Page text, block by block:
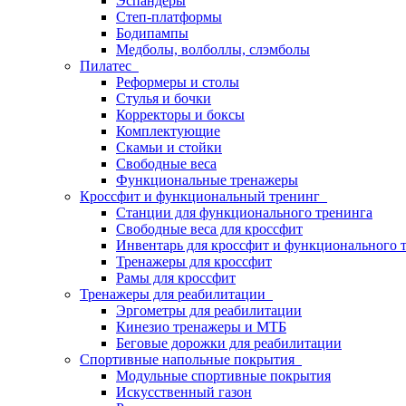
Степ-платформы
Бодипампы
Медболы, волболлы, слэмболы
Пилатес
Реформеры и столы
Стулья и бочки
Корректоры и боксы
Комплектующие
Скамьи и стойки
Свободные веса
Функциональные тренажеры
Кроссфит и функциональный тренинг
Станции для функционального тренинга
Свободные веса для кроссфит
Инвентарь для кроссфит и функционального
Тренажеры для кроссфит
Рамы для кроссфит
Тренажеры для реабилитации
Эргометры для реабилитации
Кинезио тренажеры и МТБ
Беговые дорожки для реабилитации
Спортивные напольные покрытия
Модульные спортивные покрытия
Искусственный газон